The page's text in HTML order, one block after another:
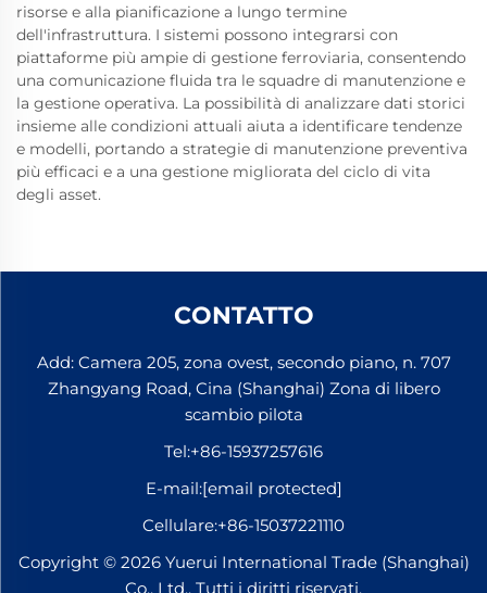
risorse e alla pianificazione a lungo termine
dell'infrastruttura. I sistemi possono integrarsi con
piattaforme più ampie di gestione ferroviaria, consentendo
una comunicazione fluida tra le squadre di manutenzione e
la gestione operativa. La possibilità di analizzare dati storici
insieme alle condizioni attuali aiuta a identificare tendenze
e modelli, portando a strategie di manutenzione preventiva
più efficaci e a una gestione migliorata del ciclo di vita
degli asset.
CONTATTO
Add: Camera 205, zona ovest, secondo piano, n. 707
Zhangyang Road, Cina (Shanghai) Zona di libero
scambio pilota
Tel:+86-15937257616
E-mail:[email protected]
Cellulare:+86-15037221110
Copyright © 2026 Yuerui International Trade (Shanghai)
Co., Ltd.. Tutti i diritti riservati.